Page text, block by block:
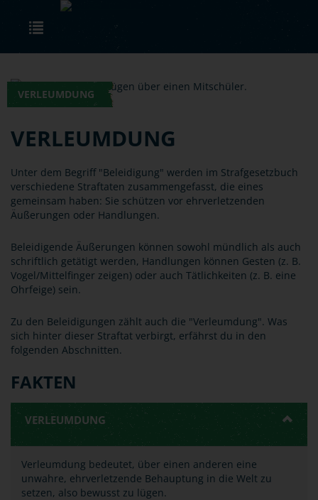
Skip to main content
VERLEUMDUNG
VERLEUMDUNG
Unter dem Begriff "Beleidigung" werden im Strafgesetzbuch
verschiedene Straftaten zusammengefasst, die eines
gemeinsam haben: Sie schützen vor ehrverletzenden
Äußerungen oder Handlungen.
Beleidigende Äußerungen können sowohl mündlich als auch
schriftlich getätigt werden, Handlungen können Gesten (z. B.
Vogel/Mittelfinger zeigen) oder auch Tätlichkeiten (z. B. eine
Ohrfeige) sein.
Zu den Beleidigungen zählt auch die "Verleumdung". Was
sich hinter dieser Straftat verbirgt, erfährst du in den
folgenden Abschnitten.
FAKTEN
VERLEUMDUNG
Verleumdung bedeutet, über einen anderen eine
unwahre, ehrverletzende Behauptung in die Welt zu
setzen, also bewusst zu lügen.